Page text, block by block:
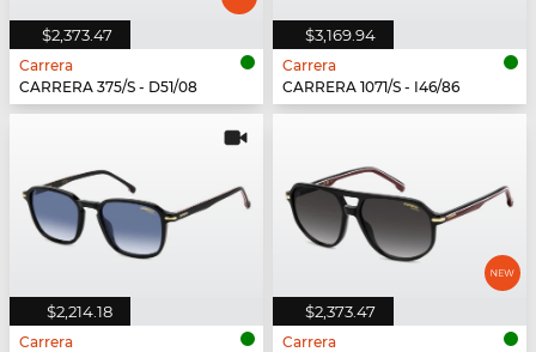
$2,373.47
Carrera
CARRERA 375/S - D51/08
$3,169.94
Carrera
CARRERA 1071/S - I46/86
$2,214.18
Carrera
$2,373.47
Carrera